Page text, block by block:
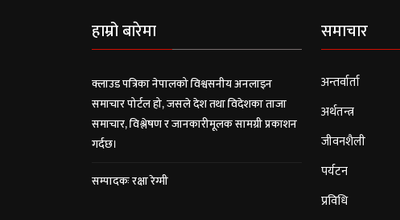
हाम्रो बारेमा
क्लाउड पत्रिका नेपालको विश्वसनीय अनलाइन
समाचार पोर्टल हो, जसले देश तथा विदेशका ताजा
समाचार, विश्लेषण र जानकारीमूलक सामग्री प्रकाशन
गर्दछ।
सम्पादकः रक्षा रेग्मी
समाचार
अन्तर्वार्ता
अर्थतन्त्र
जीवनशैली
पर्यटन
प्रविधि